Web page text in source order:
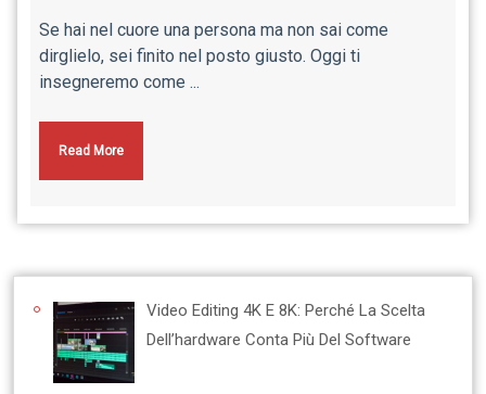
Se hai nel cuore una persona ma non sai come
dirglielo, sei finito nel posto giusto. Oggi ti
insegneremo come ...
Read More
Video Editing 4K E 8K: Perché La Scelta
Dell’hardware Conta Più Del Software